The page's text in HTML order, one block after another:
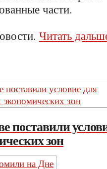
части.
Читать
поставили
зон